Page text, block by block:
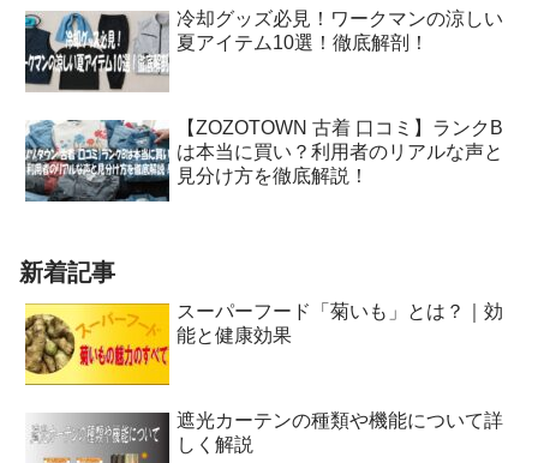
冷却グッズ必見！ワークマンの涼しい
夏アイテム10選！徹底解剖！
【ZOZOTOWN 古着 口コミ】ランクB
は本当に買い？利用者のリアルな声と
見分け方を徹底解説！
新着記事
スーパーフード「菊いも」とは？｜効
能と健康効果
遮光カーテンの種類や機能について詳
しく解説